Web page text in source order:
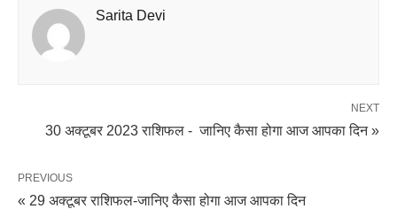
Sarita Devi
NEXT
30 अक्टूबर 2023 राशिफल - जानिए कैसा होगा आज आपका दिन »
PREVIOUS
« 29 अक्टूबर राशिफल-जानिए कैसा होगा आज आपका दिन